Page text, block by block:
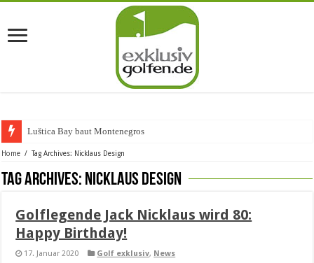
Luštica Bay baut Montenegros ers
Home / Tag Archives: Nicklaus Design
Tag Archives: Nicklaus Design
Golflegende Jack Nicklaus wird 80:
Happy Birthday!
17. Januar 2020 Golf exklusiv, News